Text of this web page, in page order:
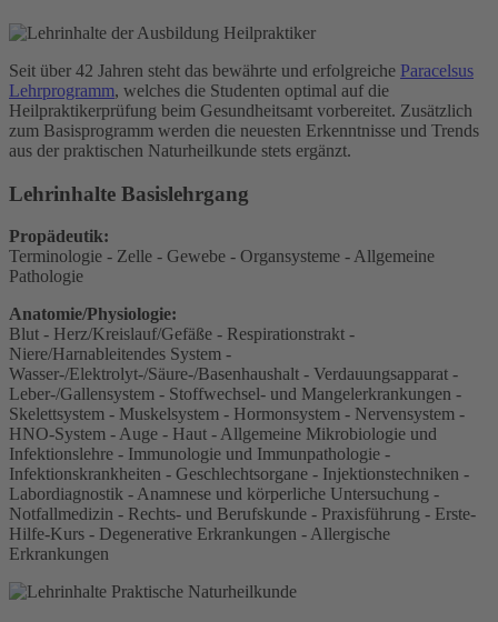
Seit über 42 Jahren steht das bewährte und erfolgreiche Paracelsus
Lehrprogramm, welches die Studenten optimal auf die
Heilpraktikerprüfung beim Gesundheitsamt vorbereitet. Zusätzlich
zum Basisprogramm werden die neuesten Erkenntnisse und Trends
aus der praktischen Naturheilkunde stets ergänzt.
Lehrinhalte Basislehrgang
Propädeutik:
Terminologie - Zelle - Gewebe - Organsysteme - Allgemeine
Pathologie
Anatomie/Physiologie:
Blut - Herz/Kreislauf/Gefäße - Respirationstrakt -
Niere/Harnableitendes System -
Wasser-/Elektrolyt-/Säure-/Basenhaushalt - Verdauungsapparat -
Leber-/Gallensystem - Stoffwechsel- und Mangelerkrankungen -
Skelettsystem - Muskelsystem - Hormonsystem - Nervensystem -
HNO-System - Auge - Haut - Allgemeine Mikrobiologie und
Infektionslehre - Immunologie und Immunpathologie -
Infektionskrankheiten - Geschlechtsorgane - Injektionstechniken -
Labordiagnostik - Anamnese und körperliche Untersuchung -
Notfallmedizin - Rechts- und Berufskunde - Praxisführung - Erste-
Hilfe-Kurs - Degenerative Erkrankungen - Allergische
Erkrankungen